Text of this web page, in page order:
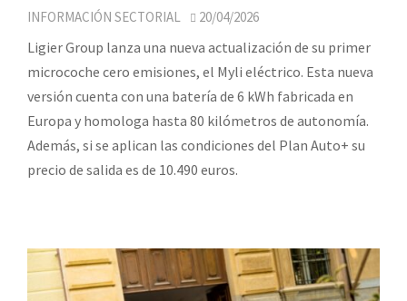
INFORMACIÓN SECTORIAL 20/04/2026
Ligier Group lanza una nueva actualización de su primer
microcoche cero emisiones, el Myli eléctrico. Esta nueva
versión cuenta con una batería de 6 kWh fabricada en
Europa y homologa hasta 80 kilómetros de autonomía.
Además, si se aplican las condiciones del Plan Auto+ su
precio de salida es de 10.490 euros.